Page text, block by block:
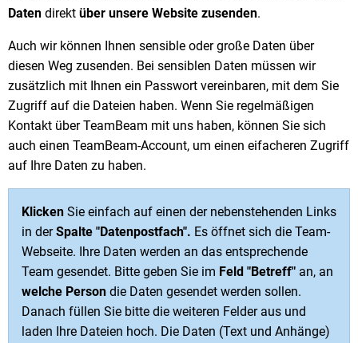
Daten direkt über unsere Website zusenden.
Auch wir können Ihnen sensible oder große Daten über
diesen Weg zusenden. Bei sensiblen Daten müssen wir
zusätzlich mit Ihnen ein Passwort vereinbaren, mit dem Sie
Zugriff auf die Dateien haben. Wenn Sie regelmäßigen
Kontakt über TeamBeam mit uns haben, können Sie sich
auch einen TeamBeam-Account, um einen eifacheren Zugriff
auf Ihre Daten zu haben.
Klicken Sie einfach auf einen der nebenstehenden Links
in derSpalte "Datenpostfach". Es öffnet sich die Team-
Webseite. Ihre Daten werden an das entsprechende
Team gesendet. Bitte geben Sie im Feld "Betreff" an, an
welche Person die Daten gesendet werden sollen.
Danach füllen Sie bitte die weiteren Felder aus und
laden Ihre Dateien hoch. Die Daten (Text und Anhänge)